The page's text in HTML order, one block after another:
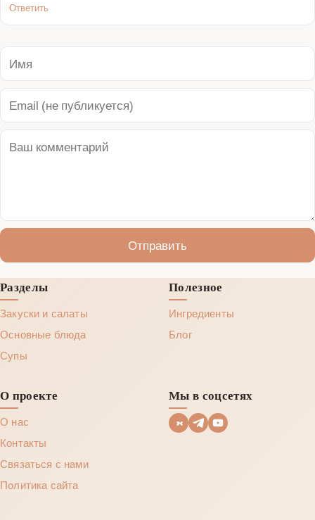
Ответить
Отправить
Разделы
Закуски и салаты
Основные блюда
Супы
Полезное
Ингредиенты
Блог
О проекте
О нас
Контакты
Связаться с нами
Политика сайта
Мы в соцсетях